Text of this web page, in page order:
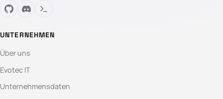
UNTERNEHMEN
Über uns
Evotec IT
Unternehmensdaten